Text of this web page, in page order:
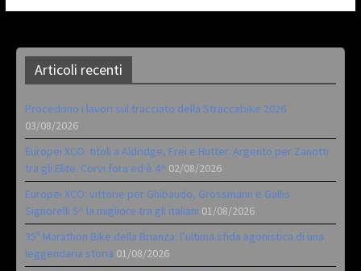
Articoli recenti
Procedono i lavori sul tracciato della Straccabike 2026
03/08/2026
Europei XCO: titoli a Aldridge, Frei e Hutter. Argento per Zanotti
tra gli Elite. Corvi fora ed è 4^ 02/08/2026
Europei XCO: vittorie per Ghibaudo, Grossmann e Gallis.
Signorelli 5^ la migliore tra gli italiani 01/08/2026
35ª Marathon Bike della Brianza: l’ultima sfida agonistica di una
leggendaria storia 01/08/2026